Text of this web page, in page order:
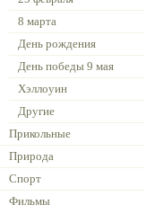
8 марта
День рождения
День победы 9 мая
Хэллоуин
Другие
Прикольные
Природа
Спорт
Фильмы